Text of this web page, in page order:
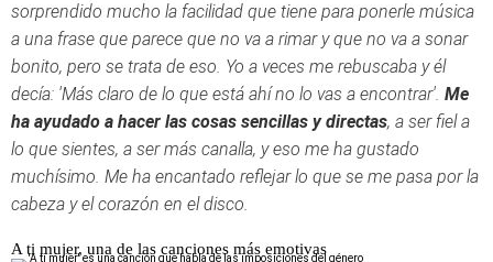
sorprendido mucho la facilidad que tiene para ponerle música
a una frase que parece que no va a rimar y que no va a sonar
bonito, pero se trata de eso. Yo a veces me rebuscaba y él
decía: 'Más claro de lo que está ahí no lo vas a encontrar'. Me
ha ayudado a hacer las cosas sencillas y directas, a ser fiel a
lo que sientes, a ser más canalla, y eso me ha gustado
muchísimo. Me ha encantado reflejar lo que se me pasa por la
cabeza y el corazón en el disco.
A ti mujer, una de las canciones más emotivas